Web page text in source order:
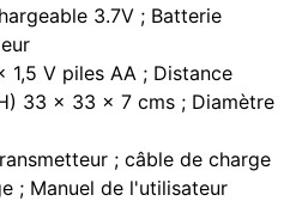
3.7V ; Batterie
V piles AA ; Distance
33 x 33 x 7 cms ; Diamètre
; câble de charge
; Manuel de l'utilisateur